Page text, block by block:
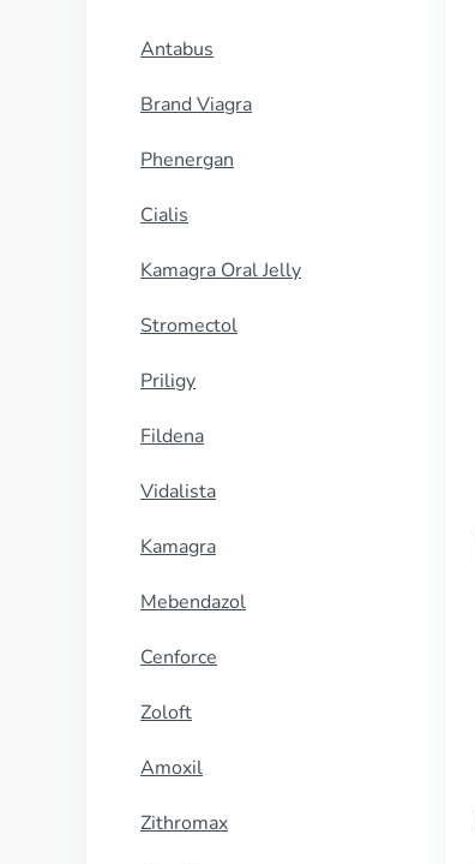
Antabus
Brand Viagra
Phenergan
Cialis
Kamagra Oral Jelly
Stromectol
Priligy
Fildena
Vidalista
Kamagra
Mebendazol
Cenforce
Zoloft
Amoxil
Zithromax